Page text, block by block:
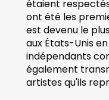
étaient
ont été les
est devenu le
aux États-Unis
indépendants
également
artistes qu'ils